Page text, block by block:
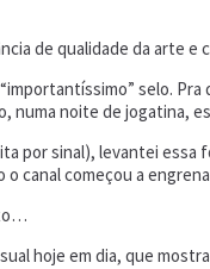
de qualidade da arte
selo.
noite de jogatina,
por sinal), levantei
canal começou a
hoje em dia, que